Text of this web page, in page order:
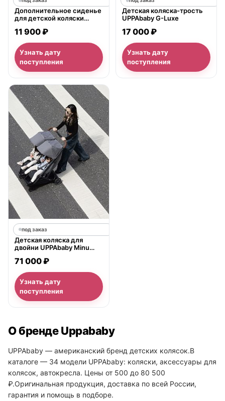
Дополнительное сиденье
для детской коляски
11 900 ₽
Узнать дату
поступления
Детская коляска-трость
UPPAbaby G-Luxe
17 000 ₽
Узнать дату
поступления
под заказ
Детская коляска для
двойни UPPAbaby Minu
71 000 ₽
Узнать дату
поступления
О бренде Uppababy
UPPAbaby — американский бренд детских колясок.В
каталоге — 34 модели UPPAbaby: коляски, аксессуары для
колясок, автокресла. Цены от 500 до 80 500
₽.Оригинальная продукция, доставка по всей России,
гарантия и помощь в подборе.